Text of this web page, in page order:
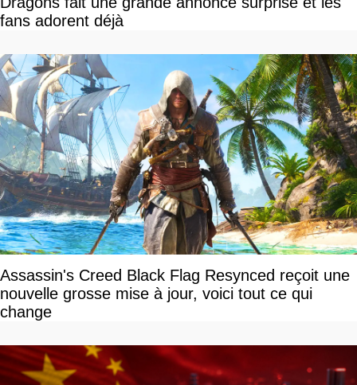
fans adorent déjà
Assassin's Creed Black Flag Resynced reçoit une
nouvelle grosse mise à jour, voici tout ce qui
change